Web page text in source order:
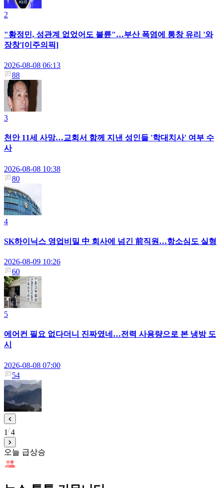
2
"황정민, 성관계 없었어도 불륜"…부산 폭염에 통창 유리 '와
장창'[이주의픽]
2026-08-08 06:13
88
3
천안 11세 사망…교회서 함께 지낸 성인들 '학대치사' 여부 수
사
2026-08-08 10:38
80
4
SK하이닉스 영업비밀 中 회사에 넘긴 前직원…항소심도 실형
2026-08-09 10:26
60
5
에어컨 필요 없다더니 진짜였네…전력 사용량으로 본 냉방 도
시
2026-08-08 07:00
54
1 4
오늘 급상승